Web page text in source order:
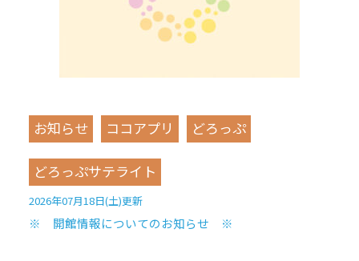
お知らせ ココアプリ どろっぷ
どろっぷサテライト
2026年07月18日(土)更新
※ 開館情報についてのお知らせ ※